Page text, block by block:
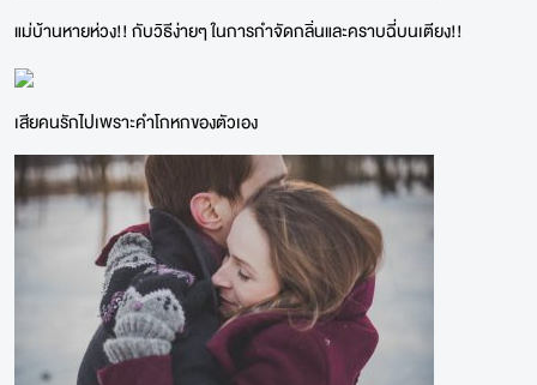
แม่บ้านหายห่วง!! กับวิธีง่ายๆ ในการกำจัดกลิ่นและคราบฉี่บนเตียง!!
เสียคนรักไปเพราะคำโกหกของตัวเอง